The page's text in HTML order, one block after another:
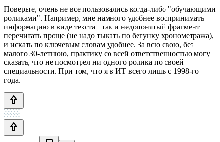
Поверьте, очень не все пользовались когда-либо "обучающими
роликами". Например, мне намного удобнее воспринимать
информацию в виде текста - так и недопонятый фрагмент
перечитать проще (не надо тыкать по бегунку хронометража),
и искать по ключевым словам удобнее. За всю свою, без
малого 30-летнюю, практику со всей ответственностью могу
сказать, что не посмотрел ни одного ролика по своей
специальности. При том, что я в ИТ всего лишь с 1998-го
года.